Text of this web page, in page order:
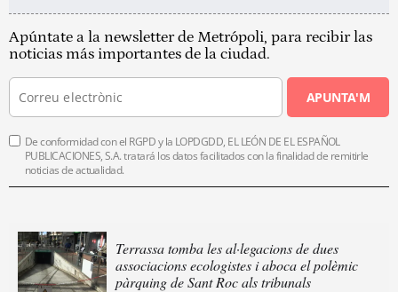
Apúntate a la newsletter de Metrópoli, para recibir las
noticias más importantes de la ciudad.
APUNTA'M
De conformidad con el RGPD y la LOPDGDD, EL LEÓN DE EL ESPAÑOL
PUBLICACIONES, S.A. tratará los datos facilitados con la finalidad de remitirle
noticias de actualidad.
Terrassa tomba les al·legacions de dues
associacions ecologistes i aboca el polèmic
pàrquing de Sant Roc als tribunals